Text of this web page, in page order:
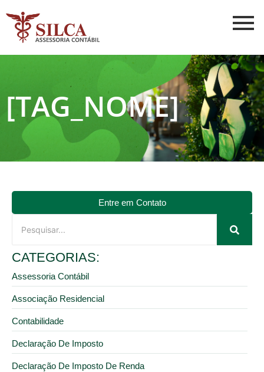
[TAG_NOME]
Entre em Contato
CATEGORIAS:
Assessoria Contábil
Associação Residencial
Contabilidade
Declaração De Imposto
Declaração De Imposto De Renda